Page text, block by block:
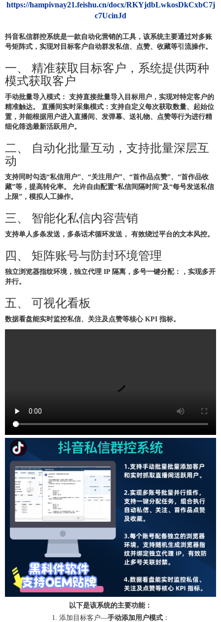
https://hampivnay21.feishu.cn/docx/RKYjdbLwkosDkCxbC7j
c7UcinJd
抖音私信群控系统是一款自动化营销的工具，该系统主要通过对多账
号矩阵式，实现对目标客户自动群发私信、点赞、收藏等引流操作。
一、 精准获取目标客户，系统提供两种
模式获取客户
手动批量导入模式： 支持直接批量导入目标用户，实现对特定客户的
精准触达。 直播间实时采集模式：支持自定义每次获取数量、起始位
置，并能根据用户进入直播间、发弹幕、送礼物、点赞等行为进行精
细化筛选最新活跃用户。
二、 自动化批量互动，支持批量深层互
动
支持同时勾选“私信用户”、“关注用户”、“首作品点赞”、“首作品收
藏”等，提高转化率。 允许自由配置“私信间隔时间”及“每号发送私信
上限”，模拟人工操作。
三、 智能化私信内容营销
支持单人多条发送，多条话术循环发送， 有效绕过平台的文本风控。
四、 矩阵账号与防封环境管理
独立浏览器指纹环境，独立代理 IP 隔离，多号一键分配：，实现多开
并行。
五、 可视化看板
数据看盘能实时监控私信、关注及点赞等核心 KPI 指标。
以下是该系统的主要功能：
1. 添加目标客户—手动添加用户模式：